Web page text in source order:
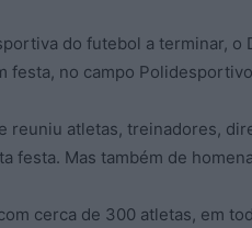
do futebol a terminar,
festa, no campo
reuniu atletas, treinadores,
festa. Mas também de
cerca de 300 atletas, em